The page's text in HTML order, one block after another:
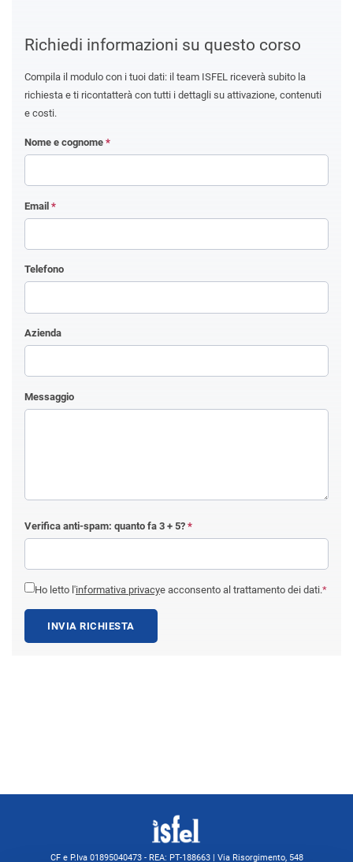
Richiedi informazioni su questo corso
Compila il modulo con i tuoi dati: il team ISFEL riceverà subito la
richiesta e ti ricontatterà con tutti i dettagli su attivazione, contenuti
e costi.
Nome e cognome *
Email *
Telefono
Azienda
Messaggio
Verifica anti-spam: quanto fa 3 + 5? *
Ho letto l'informativa privacye acconsento al trattamento dei dati.*
INVIA RICHIESTA
CF e P.Iva 01895040473 - REA: PT-188663 | Via Risorgimento, 548